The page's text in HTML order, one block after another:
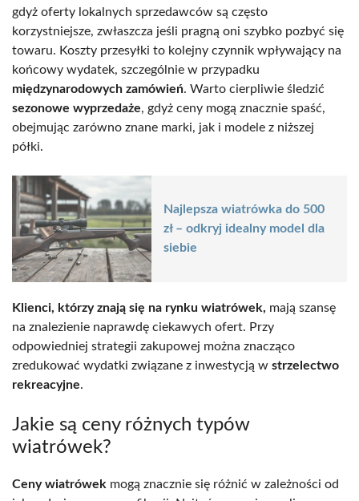
gdyż oferty lokalnych sprzedawców są często
korzystniejsze, zwłaszcza jeśli pragną oni szybko pozbyć się
towaru. Koszty przesyłki to kolejny czynnik wpływający na
końcowy wydatek, szczególnie w przypadku
międzynarodowych zamówień. Warto cierpliwie śledzić
sezonowe wyprzedaże, gdyż ceny mogą znacznie spaść,
obejmując zarówno znane marki, jak i modele z niższej
półki.
Najlepsza wiatrówka do 500
zł – odkryj idealny model dla
siebie
Klienci, którzy znają się na rynku wiatrówek, mają szansę
na znalezienie naprawdę ciekawych ofert. Przy
odpowiedniej strategii zakupowej można znacząco
zredukować wydatki związane z inwestycją w strzelectwo
rekreacyjne.
Jakie są ceny różnych typów
wiatrówek?
Ceny wiatrówek mogą znacznie się różnić w zależności od